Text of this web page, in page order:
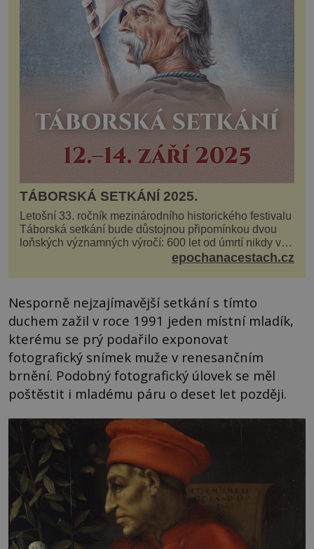
TÁBORSKÁ SETKÁNÍ 2025.
Letošní 33. ročník mezinárodního historického festivalu
Táborská setkání bude důstojnou připomínkou dvou
loňských významných výročí: 600 let od úmrtí nikdy v
poli neporaženého hejtmana Jana Žižky z Tr...
epochanacestach.cz
Nesporně nejzajímavější setkání s tímto
duchem zažil v roce 1991 jeden místní mladík,
kterému se prý podařilo exponovat
fotografický snímek muže v renesančním
brnění. Podobný fotografický úlovek se měl
poštěstit i mladému páru o deset let později.